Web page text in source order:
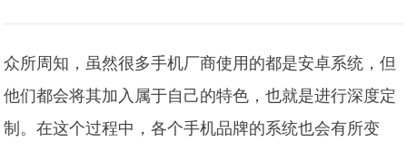
众所周知，虽然很多手机厂商使用的都是安卓系统，但
他们都会将其加入属于自己的特色，也就是进行深度定
制。在这个过程中，各个手机品牌的系统也会有所变